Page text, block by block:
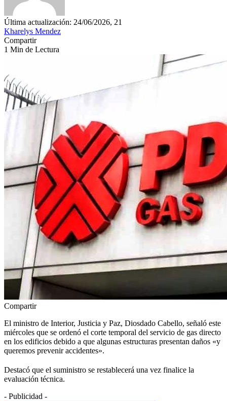
Última actualización: 24/06/2026, 21
Kharelys Mendez
Compartir
1 Min de Lectura
Compartir
El ministro de Interior, Justicia y Paz, Diosdado Cabello, señaló este
miércoles que se ordenó el corte temporal del servicio de gas directo
en los edificios debido a que algunas estructuras presentan daños «y
queremos prevenir accidentes».
Destacó que el suministro se restablecerá una vez finalice la
evaluación técnica.
- Publicidad -